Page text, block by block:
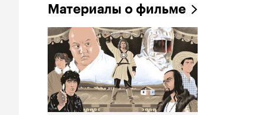
Материалы о фильме